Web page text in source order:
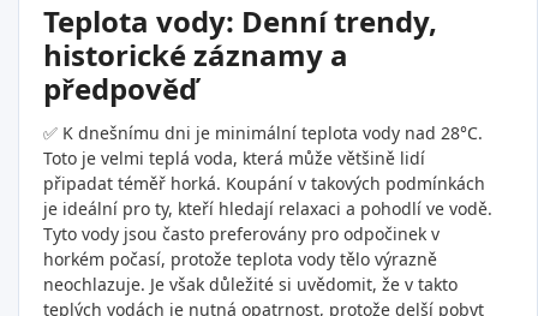
Teplota vody: Denní trendy,
historické záznamy a
předpověď
✅ K dnešnímu dni je minimální teplota vody nad 28°C.
Toto je velmi teplá voda, která může většině lidí
připadat téměř horká. Koupání v takových podmínkách
je ideální pro ty, kteří hledají relaxaci a pohodlí ve vodě.
Tyto vody jsou často preferovány pro odpočinek v
horkém počasí, protože teplota vody tělo výrazně
neochlazuje. Je však důležité si uvědomit, že v takto
teplých vodách je nutná opatrnost, protože delší pobyt